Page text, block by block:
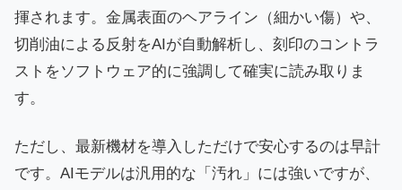
揮されます。金属表面のヘアライン（細かい傷）や、
切削油による反射をAIが自動解析し、刻印のコントラ
ストをソフトウェア的に強調して確実に読み取りま
す。
ただし、最新機材を導入しただけで安心するのは早計
です。AIモデルは汎用的な「汚れ」には強いですが、